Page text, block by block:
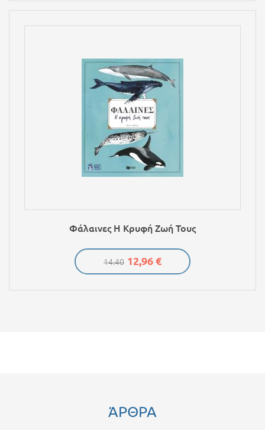
Φάλαινες Η Κρυφή Ζωή Τους
14.40 12,96 €
ΆΡΘΡΑ